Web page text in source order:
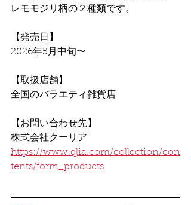
レモモジリ柄の２種類です。
【発売日】
2026年5月中旬〜
【取扱店舗】
全国のバラエティ雑貨店
【お問い合わせ先】
株式会社クーリア
https://www.qlia.com/collection/con
tents/form_products